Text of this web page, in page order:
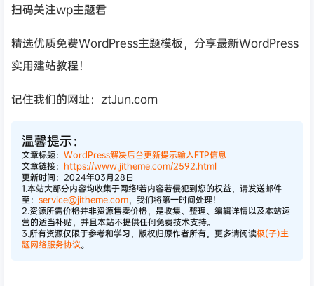
扫码关注wp主题君
精选优质免费WordPress主题模板，分享最新WordPress
实用建站教程！
记住我们的网址：ztJun.com
温馨提示：
文章标题： WordPress解决后台更新提示输入FTP信息
文章链接： https://www.jitheme.com/2592.html
更新时间：2024年03月28日
1.本站大部分内容均收集于网络!若内容若侵犯到您的权益，请发送邮件
至： service@jitheme.com，我们将第一时间处理！
2.资源所需价格并非资源售卖价格，是收集、整理、编辑详情以及本站运
营的适当补贴，并且本站不提供任何免费技术支持。
3.所有资源仅限于参考和学习，版权归原作者所有，更多请阅读极(子)主
题网络服务协议。